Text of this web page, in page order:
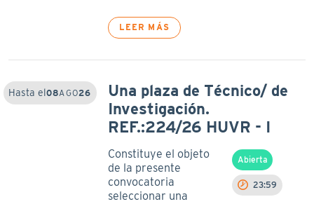
LEER MÁS
Hasta el08AGO26
Una plaza de Técnico/ de
Investigación.
REF.:224/26 HUVR - I
Constituye el objeto
de la presente
convocatoria
seleccionar una
Abierta
23:59